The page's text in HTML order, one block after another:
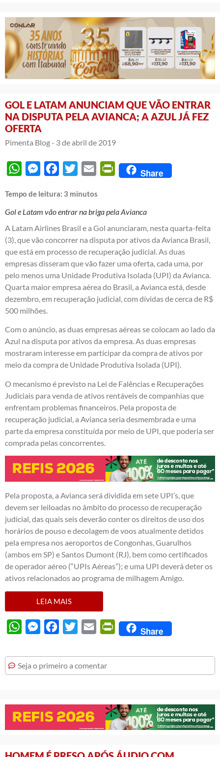
GOL E LATAM ANUNCIAM QUE VÃO ENTRAR
NA DISPUTA PELA AVIANCA; A AZUL JÁ FEZ
OFERTA
Pimenta Blog - 3 de abril de 2019
WhatsAppMessengerFacebook
Twitter Email PrintFriendly
Share
Tempo de leitura: 3 minutos
Gol e Latam vão entrar na briga pela Avianca
A Latam Airlines Brasil e a Gol anunciaram, nesta quarta-feita
(3), que vão concorrer na disputa por ativos da Avianca Brasil,
que está em processo de recuperação judicial. As duas
empresas disseram que vão fazer uma oferta, cada uma, por
pelo menos uma Unidade Produtiva Isolada (UPI) da Avianca.
Quarta maior empresa aérea do Brasil, a Avianca está, desde
dezembro, em recuperação judicial, com dívidas de cerca de R$
500 milhões.
Com o anúncio, as duas empresas aéreas se colocam ao lado da
Azul na disputa por ativos da empresa. As duas empresas
mostraram interesse em participar da compra de ativos por
meio da compra de Unidade Produtiva Isolada (UPI).
O mecanismo é previsto na Lei de Falências e Recuperações
Judiciais para venda de ativos rentáveis de companhias que
enfrentam problemas financeiros. Pela proposta de
recuperação judicial, a Avianca seria desmembrada e uma
parte da empresa constituída por meio de UPI, que poderia ser
comprada pelas concorrentes.
Pela proposta, a Avianca será dividida em sete UPI’s, que
devem ser leiloadas no âmbito do processo de recuperação
judicial, das quais seis deverão conter os direitos de uso dos
horários de pouso e decolagem de voos atualmente detidos
pela empresa nos aeroportos de Congonhas, Guarulhos
(ambos em SP) e Santos Dumont (RJ), bem como certificados
de operador aéreo (“UPIs Aéreas”); e uma UPI deverá deter os
ativos relacionados ao programa de milhagem Amigo.
LEIA MAIS
WhatsAppMessengerFacebook
Twitter Email PrintFriendly
Share
Seja o primeiro a comentar